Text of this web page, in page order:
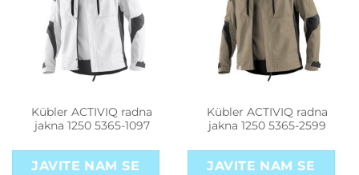
Kübler ACTIVIQ radna
jakna 1250 5365-1097
JAVITE NAM SE
Kübler ACTIVIQ radna
jakna 1250 5365-2599
JAVITE NAM SE